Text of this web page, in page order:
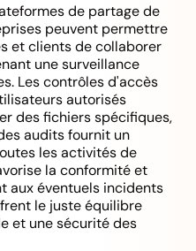
de partage de
peuvent permettre
et clients de collaborer
une surveillance
Les contrôles d'accès
autorisés
des fichiers spécifiques,
audits fournit un
les activités de
la conformité et
aux éventuels incidents
le juste équilibre
et une sécurité des